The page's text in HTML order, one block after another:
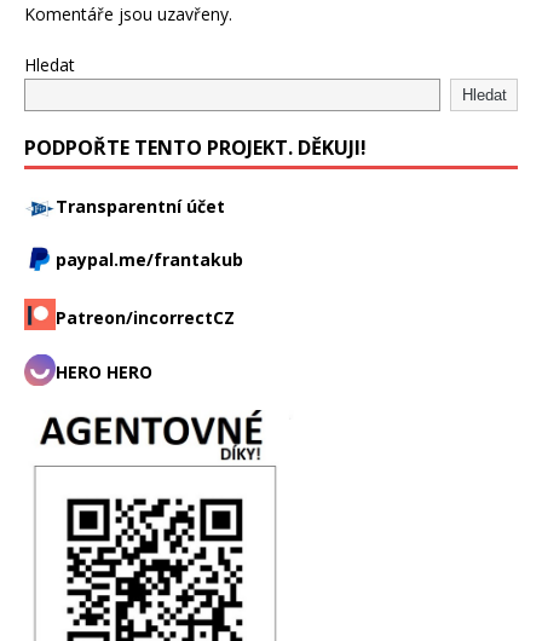
Komentáře jsou uzavřeny.
Hledat
Hledat
PODPOŘTE TENTO PROJEKT. DĚKUJI!
Transparentní účet
paypal.me/frantakub
Patreon/incorrectCZ
HERO HERO